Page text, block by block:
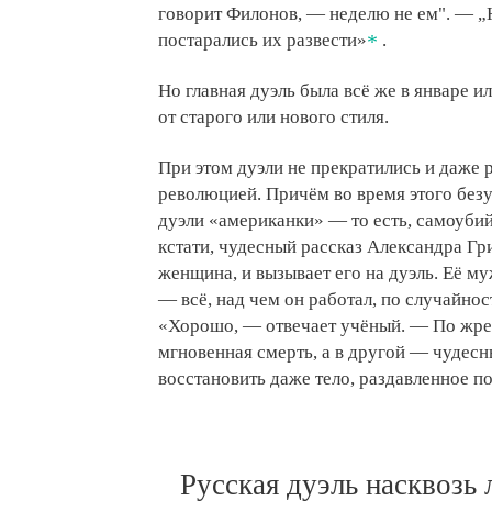
говорит Филонов, — неделю не ем". —
постарались их развести» .
Но главная дуэль была всё же в январе
от старого или нового стиля.
При этом дуэли не прекратились и даже
революцией. Причём во время этого
дуэли «американки» — то есть,
кстати, чудесный рассказ Александра
женщина, и вызывает его на дуэль. Её
— всё, над чем он работал, по
«Хорошо, — отвечает учёный. — По
мгновенная смерть, а в другой —
восстановить даже тело, раздавленное
Русская дуэль насквозь